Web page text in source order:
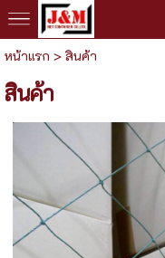
หน้าแรก > สินค้า
สินค้า